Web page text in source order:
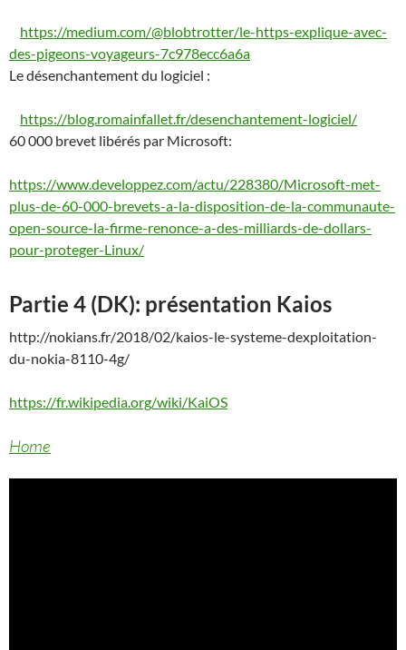
https://medium.com/@blobtrotter/le-https-explique-avec-
des-pigeons-voyageurs-7c978ecc6a6a
Le désenchantement du logiciel :
https://blog.romainfallet.fr/desenchantement-logiciel/
60 000 brevet libérés par Microsoft:
https://www.developpez.com/actu/228380/Microsoft-met-
plus-de-60-000-brevets-a-la-disposition-de-la-communaute-
open-source-la-firme-renonce-a-des-milliards-de-dollars-
pour-proteger-Linux/
Partie 4 (DK): présentation Kaios
http://nokians.fr/2018/02/kaios-le-systeme-dexploitation-
du-nokia-8110-4g/
https://fr.wikipedia.org/wiki/KaiOS
Home